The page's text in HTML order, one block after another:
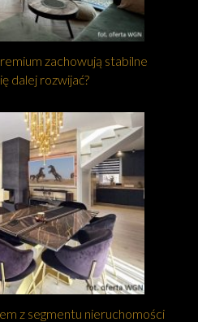
zachowują stabilne
dalej rozwijać?
z segmentu nieruchomości